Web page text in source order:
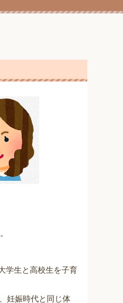
学生と高校生を子育
妊娠時代と同じ体